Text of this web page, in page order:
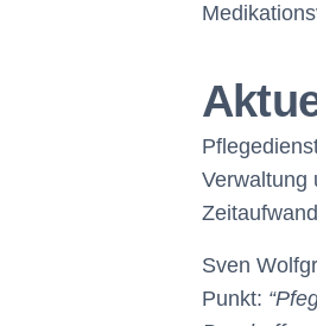
Verwaltung
Sven
Punkt: “Pf